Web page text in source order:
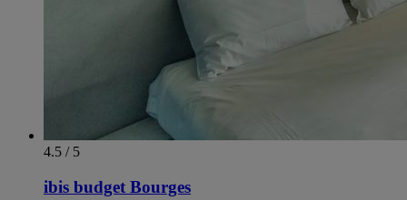
4.5 / 5
ibis budget Bourges